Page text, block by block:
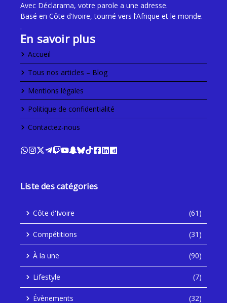
Avec Déclarama, votre parole a une adresse.
Basé en Côte d’Ivoire, tourné vers l’Afrique et le monde.
.
En savoir plus
Accueil
Tous nos articles – Blog
Mentions légales
Politique de confidentialité
Contactez-nous
Liste des catégories
Côte d'Ivoire (61)
Compétitions (31)
À la une (90)
Lifestyle (7)
Évènements (32)